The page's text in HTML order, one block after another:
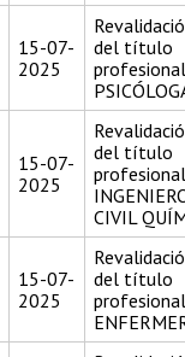
15-07-
2025
del título
15-07-
2025
del título
CIVIL
15-07-
2025
del título